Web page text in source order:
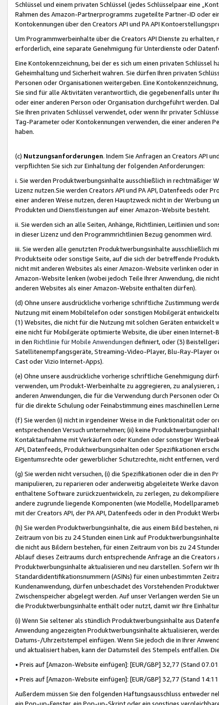
Schlüssel und einem privaten Schlüssel (jedes Schlüsselpaar eine
Rahmen des Amazon-Partnerprogramms zugeteilte Partner-ID oder
Kontokennungen über den Creators API und PA API
Um Programmwerbeinhalte über die Creators API Dienste zu
erforderlich, eine separate Genehmigung für Unterdienste oder
Eine Kontokennzeichnung, bei der es sich um einen privaten
Geheimhaltung und Sicherheit wahren. Sie dürfen Ihren privaten
Personen oder Organisationen weitergeben. Eine
Sie sind für alle Aktivitäten verantwortlich, die gegebenenfalls unter
oder einer anderen Person oder Organisation durchgeführt werden.
Sie Ihren privaten Schlüssel verwendet, oder wenn Ihr privater
Tag-Parameter oder Kontokennungen verwenden, die einer anderen
haben.
(c) Nutzungsanforderungen. Indem Sie Anfragen an Creators API
verpflichten Sie sich zur Einhaltung der folgenden Anforderungen:
i. Sie werden Produktwerbungsinhalte ausschließlich in rechtmäßiger
Lizenz nutzen.Sie werden Creators API und PA API, Datenfeeds oder
einer anderen Weise nutzen, deren Hauptzweck nicht in der Werbung
Produkten und Dienstleistungen auf einer Amazon-Website besteht.
ii. Sie werden sich an alle Seiten, Anhänge, Richtlinien, Leitlinien und
in dieser Lizenz und den Programmrichtlinien Bezug genommen wird.
iii. Sie werden alle genutzten Produktwerbungsinhalte ausschließlich
Produktseite oder sonstige Seite, auf die sich der betreffende
nicht mit anderen Websites als einer Amazon-Website verlinken oder
Amazon-Website lenken (wobei jedoch Teile Ihrer Anwendung, die
anderen Websites als einer Amazon-Website enthalten dürfen).
(d) Ohne unsere ausdrückliche vorherige schriftliche Zustimmung
Nutzung mit einem Mobiltelefon oder sonstigen Mobilgerät
(1) Websites, die nicht für die Nutzung mit solchen Geräten
eine nicht für Mobilgeräte optimierte Website, die über einen
in den Richtlinie für Mobile Anwendungen definiert, oder (3)
Satellitenempfangsgeräte, Streaming-Video-Player, Blu-Ray-Player
Cast oder Vizio Internet-Apps).
(e) Ohne unsere ausdrückliche vorherige schriftliche Genehmigung
verwenden, um Produkt-Werbeinhalte zu aggregieren, zu
anderen Anwendungen, die für die Verwendung durch Personen
für die direkte Schulung oder Feinabstimmung eines maschinellen
(f) Sie werden (i) nicht in irgendeiner Weise in die Funktionalität oder
entsprechenden Versuch unternehmen; (ii) keine
Kontaktaufnahme mit Verkäufern oder Kunden oder sonstiger
API, Datenfeeds, Produktwerbungsinhalten oder Spezifikationen
Eigentumsrechte oder gewerblicher Schutzrechte, nicht entfernen,
(g) Sie werden nicht versuchen, (i) die Spezifikationen oder die in
manipulieren, zu reparieren oder anderweitig abgeleitete Werke
enthaltene Software zurückzuentwickeln, zu zerlegen, zu
andere zugrunde liegende Komponenten (wie Modelle,
mit der Creators API, der PA API, Datenfeeds oder in den Produkt
(h) Sie werden Produktwerbungsinhalte, die aus einem Bild bestehen,
Zeitraum von bis zu 24 Stunden einen Link auf
die nicht aus Bildern bestehen, für einen Zeitraum von bis zu 24
Ablauf dieses Zeitraums durch entsprechende Anfrage an die
Produktwerbungsinhalte aktualisieren und neu darstellen. Sofern wir
Standardidentifikationsnummern (ASINs) für einen unbestimmten
Kundenanwendung, dürfen unbeschadet des Vorstehenden
Zwischenspeicher abgelegt werden. Auf unser Verlangen werden Sie
die Produktwerbungsinhalte enthält oder nutzt, damit wir Ihre
(i) Wenn Sie seltener als stündlich Produktwerbungsinhalte aus
Anwendung angezeigten Produktwerbungsinhalte aktualisieren,
Datums-/Uhrzeitstempel einfügen. Wenn Sie jedoch die in Ihrer
und aktualisiert haben, kann der Datumsteil des Stempels entfallen.
• Preis auf [Amazon-Website einfügen]: [EUR/GBP] 32,77 (Stand
• Preis auf [Amazon-Website einfügen]: [EUR/GBP] 32,77 (Stand
Außerdem müssen Sie den folgenden Haftungsausschluss entweder
ein Pop-up-Fenster, ein Pop-up-Skript oder ein sonstiges